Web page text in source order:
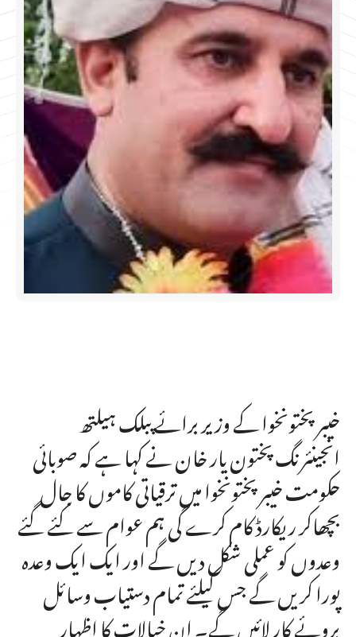
خیبر پختونخوا کے وزیر برائے پبلک ہیلتھ
انجینئرنگ پختون یار خان نے کہا ہے کہ صوبائی
حکومت خیبرپختونخوا میں ترقیاتی کاموں کا جال
بچھاکر ریکارڈ کام کرے گی ہم عوام سے کئے گئے
وعدوں کو عملی شکل دیں گے اور ایک ایک وعدہ
پورا کریں گے جس کیلئے تمام دستیاب وسائل
بروئے کار لائیں گے۔ ان خیالات کا اظہار